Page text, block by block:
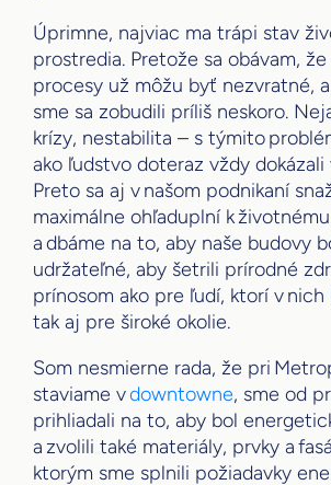
Úprimne, najviac ma trápi stav
prostredia. Pretože sa obávam,
procesy už môžu byť nezvratné,
sme sa zobudili príliš neskoro.
krízy, nestabilita – s týmito
ako ľudstvo doteraz vždy dokázali
Preto sa aj v našom podnikaní
maximálne ohľaduplní k
a dbáme na to, aby naše budovy
udržateľné, aby šetrili prírodné
prínosom ako pre ľudí, ktorí v nich
tak aj pre široké okolie.
Som nesmierne rada, že pri
staviame vdowntowne, sme od
prihliadali na to, aby bol
a zvolili také materiály, prvky a
ktorým sme splnili požiadavky